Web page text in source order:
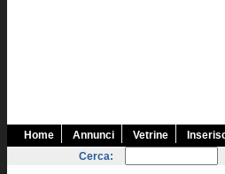
Home Annunci Vetrine
Cerca: